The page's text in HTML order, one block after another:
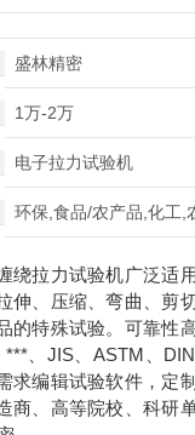
盛林精密
1万-2万
电子拉力试验机
环保,食品/农产品,化工,
拉力试验机广泛适用
伸、压缩、弯曲、剪
的特殊试验。可靠性
、JIS、ASTM、
求编辑试验软件，定
商、高等院校、科研